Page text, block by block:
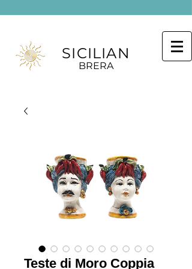
SICILIAN
BRERA
Teste di Moro Coppia